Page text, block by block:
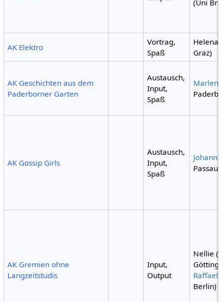
(Uni
AK Elektro
Vortrag,
Spaß
Helena
Graz)
AK Geschichten aus dem
Paderborner Garten
Austausch,
Input,
Spaß
AK Gossip Girls
Austausch,
Input,
Spaß
Passau)
AK Gremien ohne
Langzeitstudis
Input,
Output
Nellie
Raffael
Berlin)